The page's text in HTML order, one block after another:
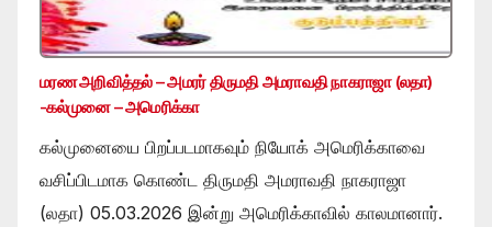
மரண அறிவித்தல் – அமரர் திருமதி அமராவதி நாகராஜா (லதா)
-கல்முனை – அமெரிக்கா
கல்முனையை பிறப்படமாகவும் நியோக் அமெரிக்காவை
வசிப்பிடமாக கொண்ட திருமதி அமராவதி நாகராஜா
(லதா) 05.03.2026 இன்று அமெரிக்காவில் காலமானார்.